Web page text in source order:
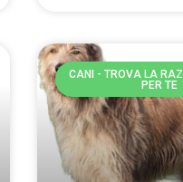
CANI - TROVA LA
PER TE